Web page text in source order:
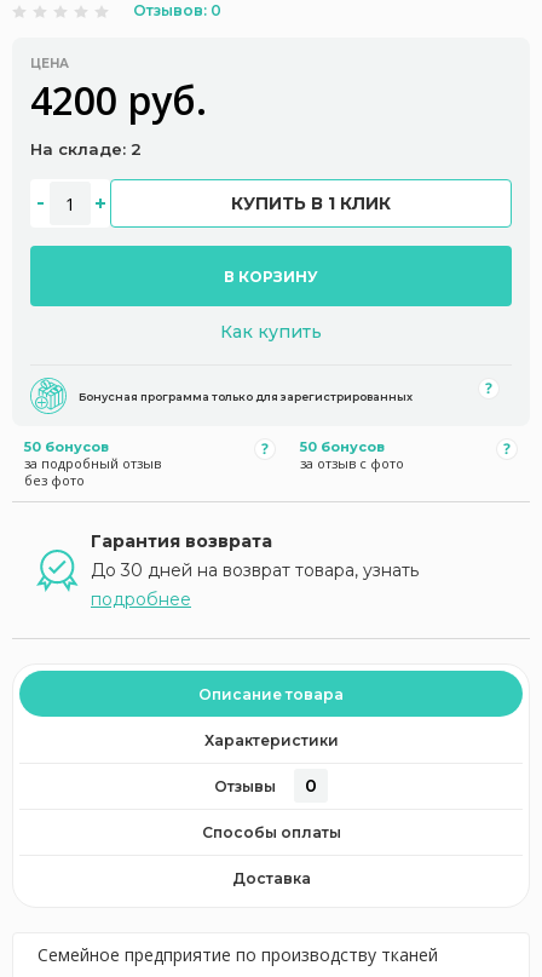
Отзывов: 0
ЦЕНА
4200 руб.
На складе: 2
КУПИТЬ В 1 КЛИК
В КОРЗИНУ
Как купить
Бонусная программа только для зарегистрированных
50 бонусов
за подробный отзыв
без фото
50 бонусов
за отзыв с фото
Гарантия возврата
До 30 дней на возврат товара, узнать
подробнее
Описание товара
Характеристики
Отзывы 0
Способы оплаты
Доставка
Семейное предприятие по производству тканей